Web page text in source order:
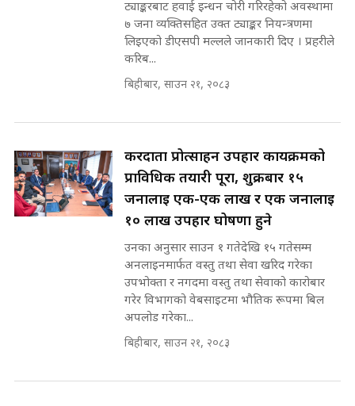
सहकारी पीडितसँग मन्त्री प्रतिभा रावलले
भनिन्–साथ दिनुहोस्, दबाब होइन ||
Sidhakura || Pratibha Rawal
SIDHAKURA ||
कहिले बन्ला चक्रपथ ? विस्तार कार्यमा
किन भइरहेछ ढिलाइ ?The Ring Road
Expansion Dilemma |
SIDHAKURA |
पटकपटक भावुक बने गृहमन्त्री सुदन
SIDHAKURA ||
मन्त्री आउने बित्तिकै सुरु भएको थियो
घुसको डिल || Raj Kumar Gupta ||
SIDHAKURA ||
घुसको डिल गर्ने मन्त्रीकाे राजिनामा,
भूमिसुधार मन्त्रीलाई जोगाइदै ! ||
SIDHAKURA ||
७८ लाख घुस खाने मन्त्री ! जोगाउने
प्रधानमन्त्री ? || SIDHAKURA ||
SIDHAKURA INVESTIGATION
||
ट्याङ्करबाट हवाई इन्धन चोरी गरिरहेको अवस्थामा
७ जना व्यक्तिसहित उक्त ट्याङ्कर नियन्त्रणमा
लिइएको डीएसपी मल्लले जानकारी दिए । प्रहरीले
करिब...
बिहीबार, साउन २१, २०८३
करदाता प्रोत्साहन उपहार कार्यक्रमको
प्राविधिक तयारी पूरा, शुक्रबार १५
जनालाई एक-एक लाख र एक जनालाई
१० लाख उपहार घोषणा हुने
उनका अनुसार साउन १ गतेदेखि १५ गतेसम्म
अनलाइनमार्फत वस्तु तथा सेवा खरिद गरेका
उपभोक्ता र नगदमा वस्तु तथा सेवाको कारोबार
गरेर विभागको वेबसाइटमा भौतिक रूपमा बिल
अपलोड गरेका...
बिहीबार, साउन २१, २०८३